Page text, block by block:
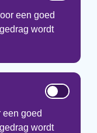
een goed
wordt
goed
wordt